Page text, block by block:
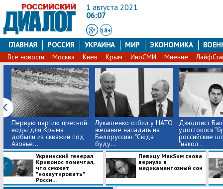
1 августа 2021
06:07
18+
ГЛАВНАЯ РОССИЯ УКРАИНА МИР ЭКОНОМИКА
Все новости Москва Киев Крым ИноСМИ Мнение
Первую партию пресной
воды для Крыма
добыли из скважин под
Азовье...
Лукашенко отбил у НАТО
желание нападать на
Белоруссию: "Сюда
буду...
Дзюдоист
удостоился
российские
"накол...
Украинский генерал
Кривонос помечтал,
что сможет
"нокаутировать"
Росси...
Певицу МакSим снова
вернули в
медикаментозный сон